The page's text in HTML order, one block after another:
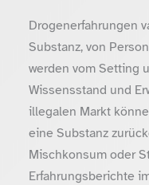
Drogenerfahrungen
Substanz, von
werden vom Setting
Wissensstand und
illegalen Markt
eine Substanz
Mischkonsum oder
Erfahrungsberichte